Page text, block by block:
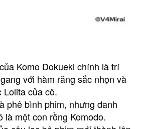
Komo Dokueki chính là trí
với hàm răng sắc nhọn và
Lolita của cô.
phê bình phim, nhưng danh
là một con rồng Komodo.